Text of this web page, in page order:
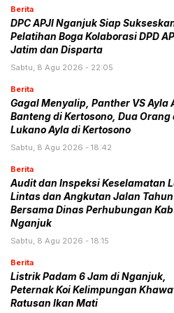
Berita
DPC APJI Nganjuk Siap
Pelatihan Boga Kolaborasi DPD
Jatim dan Disparta
Sabtu, 8 Agu 2026 - 22:05
Berita
Gagal Menyalip, Panther VS Ayla
Banteng di Kertosono, Dua Orang
Lukano Ayla di Kertosono
Sabtu, 8 Agu 2026 - 18:42
Berita
Audit dan Inspeksi Keselamatan
Lintas dan Angkutan Jalan
Bersama Dinas Perhubungan
Nganjuk
Sabtu, 8 Agu 2026 - 18:15
Berita
Listrik Padam 6 Jam di Nganjuk,
Peternak Koi Kelimpungan
Ratusan Ikan Mati